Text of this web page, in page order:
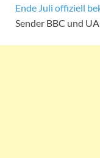
Ende Juli offiziell
Sender BBC und